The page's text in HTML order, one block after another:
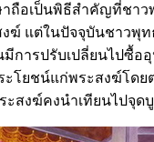
าถือเป็นพิธีสำคัญที่ชา
งฆ์ แต่ในปัจจุบันชาว
การปรับเปลี่ยนไปซื้
โยชน์แก่พระสงฆ์โดย
สงฆ์คงนำเทียนไปจุด